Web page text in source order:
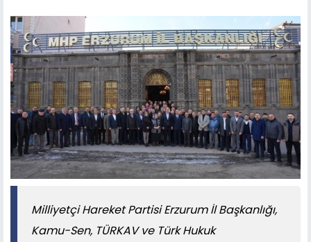
Milliyetçi Hareket Partisi Erzurum İl Başkanlığı,
Kamu-Sen, TÜRKAV ve Türk Hukuk